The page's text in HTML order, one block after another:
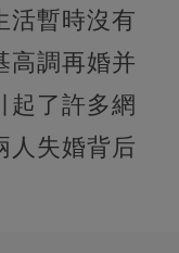
活暫時沒有
高調再婚并
起了許多網
人失婚背后